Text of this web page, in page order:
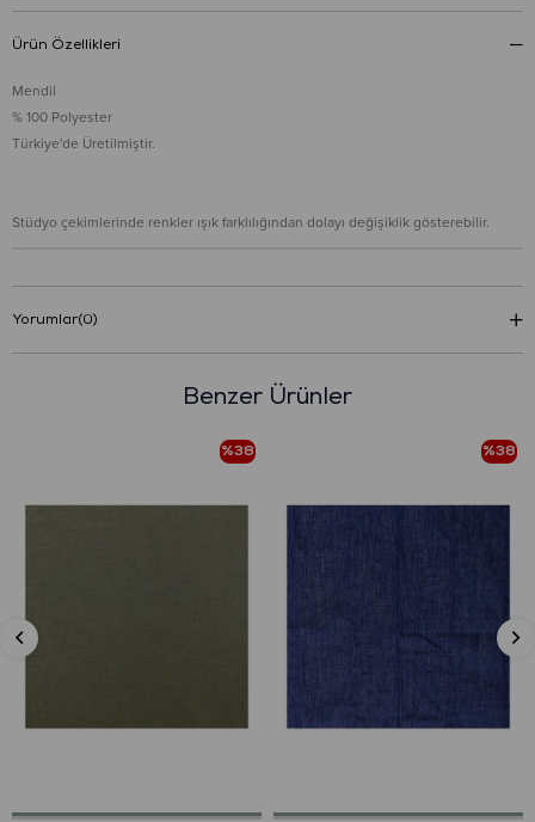
Ürün Özellikleri
Mendil
% 100 Polyester
Türkiye'de Üretilmiştir.
Stüdyo çekimlerinde renkler ışık farklılığından dolayı değişiklik gösterebilir.
Yorumlar(0)
Benzer Ürünler
%38 %38